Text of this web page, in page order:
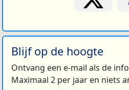
Blijf op de hoogte
Ontvang een e-mail als de
Maximaal 2 per jaar en niets